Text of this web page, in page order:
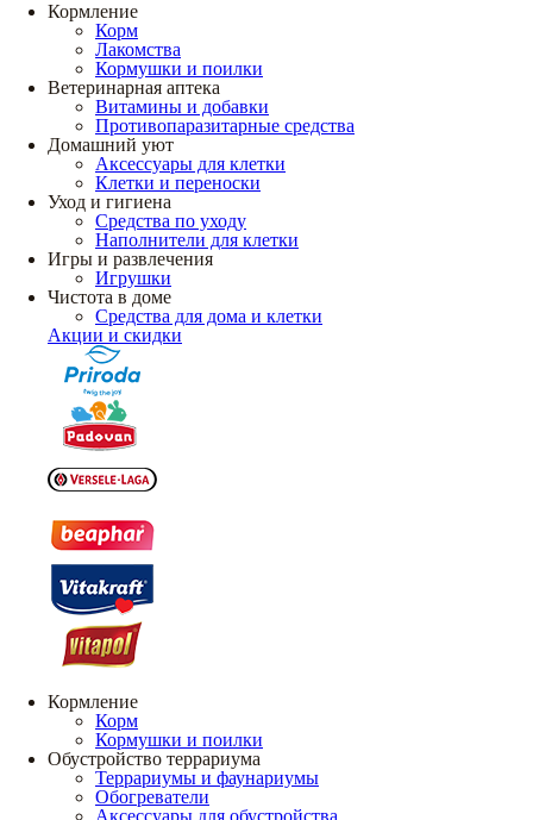
Кормление
Корм
Лакомства
Кормушки и поилки
Ветеринарная аптека
Витамины и добавки
Противопаразитарные средства
Домашний уют
Аксессуары для клетки
Клетки и переноски
Уход и гигиена
Средства по уходу
Наполнители для клетки
Игры и развлечения
Игрушки
Чистота в доме
Средства для дома и клетки
Акции и скидки
Кормление
Корм
Кормушки и поилки
Обустройство террариума
Террариумы и фаунариумы
Обогреватели
Аксессуары для обустройства